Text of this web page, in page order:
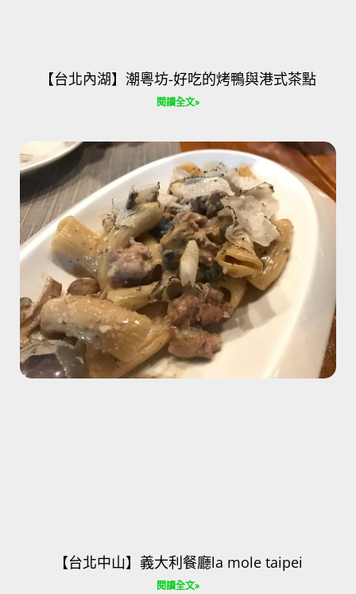
【台北內湖】潮粵坊-好吃的烤鴨與港式茶點
閱讀全文»
【台北中山】義大利餐廳la mole taipei
閱讀全文»